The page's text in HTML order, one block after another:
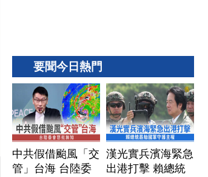
要聞今日熱門
中共假借颱風「交
管」台海 台陸委
漢光實兵濱海緊急
出港打擊 賴總統